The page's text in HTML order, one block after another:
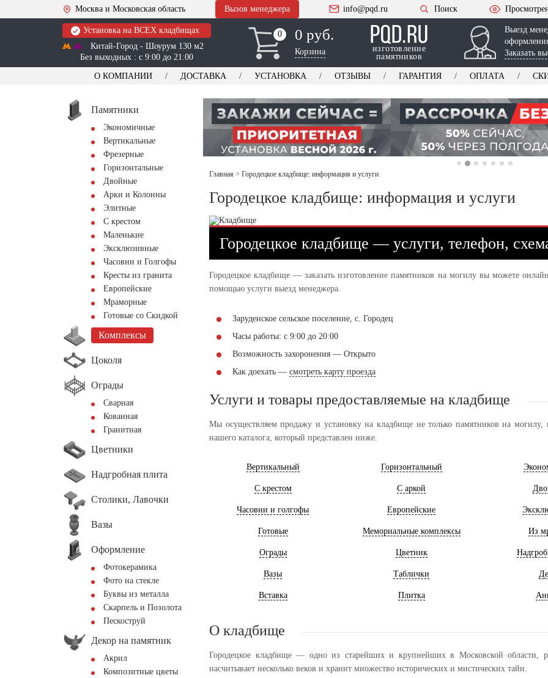
Москва и Московская область Вызов менеджера info@pqd.ru Поиск
Установка на ВСЕХ кладбищах
Китай-Город - Шоурум 130 м2
Без выходных : с 9:00 до 21:00
0
0 0 руб.
Корзина
изготовление
памятников
Выезд
Заказать
О КОМПАНИИ ДОСТАВКА УСТАНОВКА ОТЗЫВЫ ГАРАНТИЯ ОПЛАТА
Памятники
Экономичные
Вертикальные
Фрезерные
Горизонтальные
Двойные
Арки и Колонны
Элитные
С крестом
Маленькие
Эксклюзивные
Часовни и Голгофы
Кресты из гранита
Европейские
Мраморные
Готовые со Скидкой
Комплексы
Цоколя
Ограды
Сварная
Кованная
Гранитная
Цветники
Надгробная плита
Столики, Лавочки
Вазы
Оформление
Фотокерамика
Фото на стекле
Буквы из металла
Скарпель и Позолота
Пескоструй
Декор на памятник
Акрил
Композитные цветы
Главная > Городецкое кладбище: информация и услуги
Городецкое кладбище: информация и услуги
Городецкое кладбище — услуги, телефон,
Городецкое кладбище — заказать изготовление памятников на могилу вы можете
помощью услуги выезд менеджера.
Заруденское сельское поселение, с. Городец
Часы работы: с 9:00 до 20:00
Возможность захоронения — Открыто
Как доехать — смотреть карту проезда
Услуги и товары предоставляемые на кладбище
Мы осуществляем продажу и установку на кладбище не только памятников на
нашего каталога, который представлен ниже.
Вертикальный Горизонтальный
С крестом С аркой
Часовни и голгофы Европейские
Готовые Мемориальные комплексы Из
Ограды Цветник
Вазы Таблички
Вставка Плитка
О кладбище
Городецкое кладбище — одно из старейших и крупнейших в Московской области,
насчитывает несколько веков и хранит множество исторических и мистических тайн.